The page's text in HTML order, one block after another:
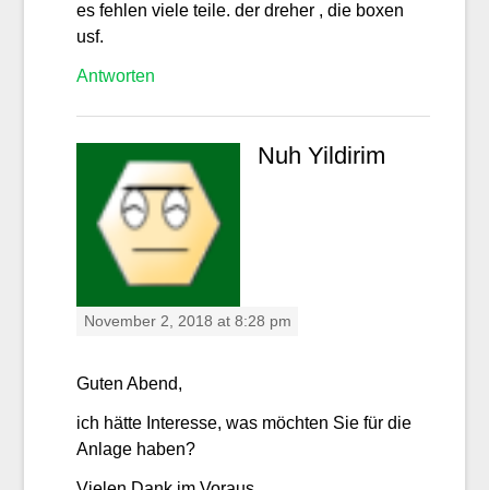
es fehlen viele teile. der dreher , die boxen
usf.
Antworten
Nuh Yildirim
November 2, 2018 at 8:28 pm
Guten Abend,
ich hätte Interesse, was möchten Sie für die
Anlage haben?